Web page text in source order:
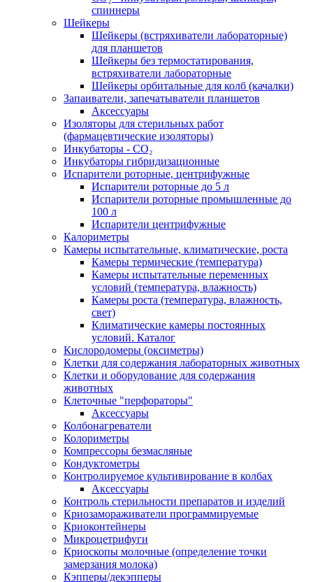
спиннеры
Шейкеры
Шейкеры (встряхиватели лабораторные)
для планшетов
Шейкеры без термостатирования,
встряхиватели лабораторные
Шейкеры орбитальные для колб (качалки)
Запаиватели, запечатыватели планшетов
Аксессуары
Изоляторы для стерильных работ
(фармацевтические изоляторы)
Инкубаторы - CO₂
Инкубаторы гибридизационные
Испарители роторные, центрифужные
Испарители роторные до 5 л
Испарители роторные промышленные до
100 л
Испарители центрифужные
Калориметры
Камеры испытательные, климатические, роста
Камеры термические (температура)
Камеры испытательные переменных
условий (температура, влажность)
Камеры роста (температура, влажность,
свет)
Климатические камеры постоянных
условий. Каталог
Кислородомеры (оксиметры)
Клетки для содержания лабораторных животных
Клетки и оборудование для содержания
животных
Клеточные "перфораторы"
Аксессуары
Колбонагреватели
Колориметры
Компрессоры безмасляные
Кондуктометры
Контролируемое культивирование в колбах
Аксессуары
Контроль стерильности препаратов и изделий
Криозамораживатели программируемые
Криоконтейнеры
Микроцетрифуги
Криоскопы молочные (определение точки
замерзания молока)
Кэпперы/декэпперы